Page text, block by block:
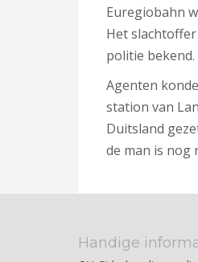
Euregiobahn
Het
politie bekend.
Agenten
station van
Duitsland
de man is nog
Handige